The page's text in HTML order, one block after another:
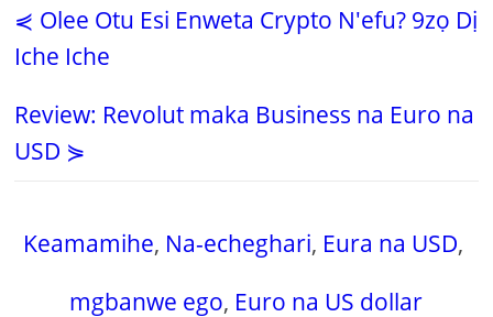
⋞ Olee Otu Esi Enweta Crypto N'efu? 9zọ Dị
Iche Iche
Review: Revolut maka Business na Euro na
USD ⋟
Keamamihe, Na-echeghari, Eura na USD,
mgbanwe ego, Euro na US dollar